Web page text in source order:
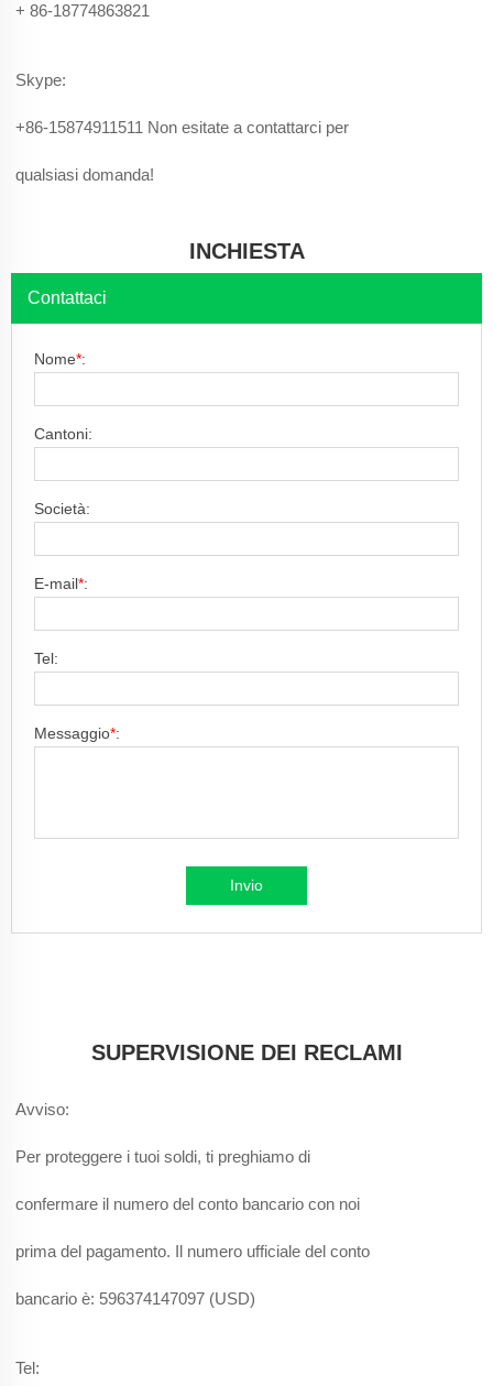
+ 86-18774863821
Skype:
+86-15874911511 Non esitate a contattarci per
qualsiasi domanda!
INCHIESTA
Contattaci
Nome*:
Cantoni:
Società:
E-mail*:
Tel:
Messaggio*:
Invio
SUPERVISIONE DEI RECLAMI
Avviso:
Per proteggere i tuoi soldi, ti preghiamo di
confermare il numero del conto bancario con noi
prima del pagamento. Il numero ufficiale del conto
bancario è: 596374147097 (USD)
Tel: